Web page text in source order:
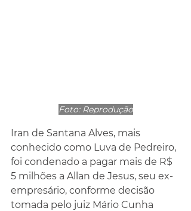
Foto: Reprodução
Iran de Santana Alves, mais
conhecido como Luva de Pedreiro,
foi condenado a pagar mais de R$
5 milhões a Allan de Jesus, seu ex-
empresário, conforme decisão
tomada pelo juiz Mário Cunha